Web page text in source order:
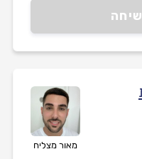
מאור מצליח